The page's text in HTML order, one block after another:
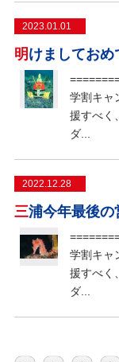
2023.01.01
明けましてお
学割キャ
援すべく
ダ...
2022.12.28
三浦今年最後
学割キャ
援すべく
ダ...